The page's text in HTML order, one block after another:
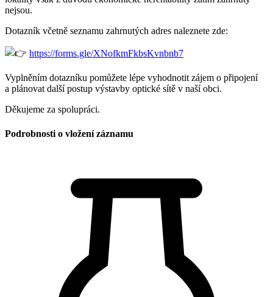
nejsou.
Dotazník včetně seznamu zahrnutých adres naleznete zde:
https://forms.gle/XNofkmFkbsKvnbnb7
Vyplněním dotazníku pomůžete lépe vyhodnotit zájem o připojení
a plánovat další postup výstavby optické sítě v naší obci.
Děkujeme za spolupráci.
Podrobnosti o vložení záznamu